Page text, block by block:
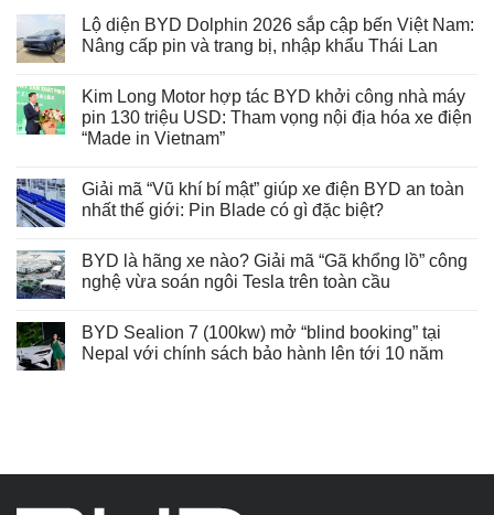
Lộ diện BYD Dolphin 2026 sắp cập bến Việt Nam:
Nâng cấp pin và trang bị, nhập khẩu Thái Lan
Kim Long Motor hợp tác BYD khởi công nhà máy
pin 130 triệu USD: Tham vọng nội địa hóa xe điện
“Made in Vietnam”
Giải mã “Vũ khí bí mật” giúp xe điện BYD an toàn
nhất thế giới: Pin Blade có gì đặc biệt?
BYD là hãng xe nào? Giải mã “Gã khổng lồ” công
nghệ vừa soán ngôi Tesla trên toàn cầu
BYD Sealion 7 (100kw) mở “blind booking” tại
Nepal với chính sách bảo hành lên tới 10 năm